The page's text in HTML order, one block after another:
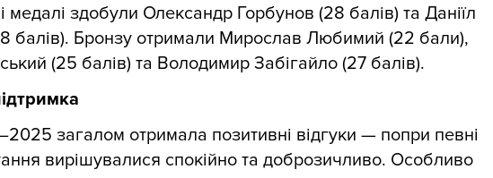
медалі здобули Олександр Горбунов (28 балів) та Даніїл
балів). Бронзу отримали Мирослав Любимий (22 бали),
(25 балів) та Володимир Забігайло (27 балів).
загалом отримала позитивні відгуки — попри певні
вирішувалися спокійно та доброзичливо. Особливо